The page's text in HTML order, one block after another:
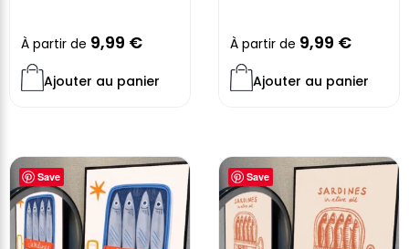
À partir de 9,99 €
Ajouter au panier
À partir de 9,99 €
Ajouter au panier
Save Save